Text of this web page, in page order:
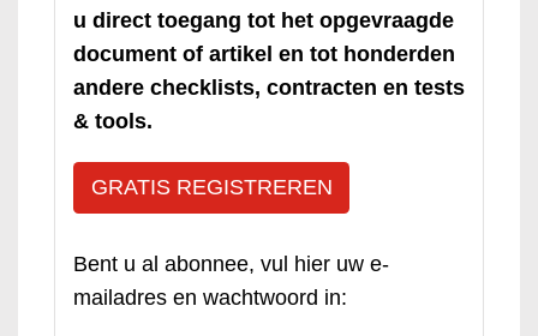
u direct toegang tot het opgevraagde
document of artikel en tot honderden
andere checklists, contracten en tests
& tools.
GRATIS REGISTREREN
Bent u al abonnee, vul hier uw e-
mailadres en wachtwoord in: